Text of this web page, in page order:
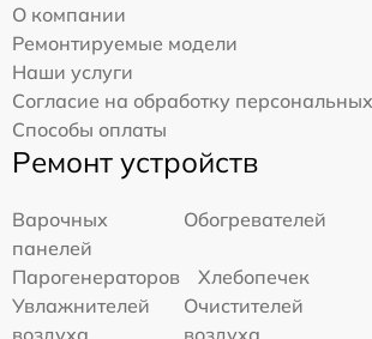
О компании
Ремонтируемые модели
Наши услуги
Согласие на обработку
Способы оплаты
Ремонт устройств
Варочных
панелей
Обогревателей
Парогенераторов
Хлебопечек
Увлажнителей
воздуха
Очистителей
воздуха